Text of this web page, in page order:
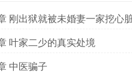
刚出狱就被未婚妻一家挖心
叶家二少的真实处境
中医骗子